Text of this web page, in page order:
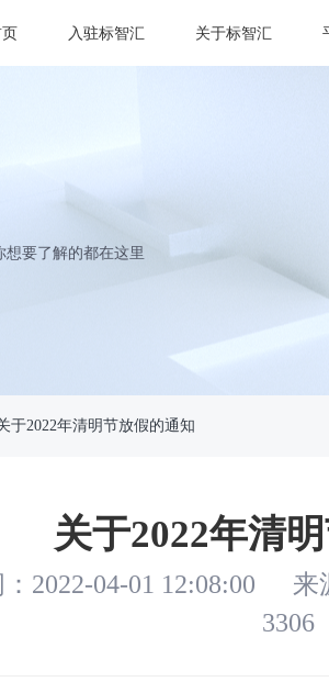
入驻标智汇 关于标智汇
要了解的都在这里
于2022年清明节放假的通知
关于2022年清
2022-04-01 12:08:00
来
3306